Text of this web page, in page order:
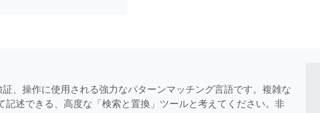
、操作に使用される強力なパターンマッチング言語です。複雑な
述できる、高度な「検索と置換」ツールと考えてください。非